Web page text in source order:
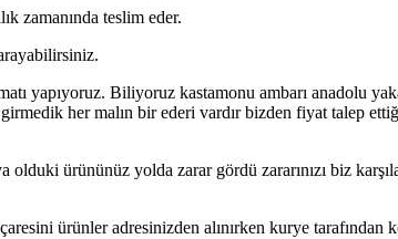
zamanında teslim eder.
yapıyoruz. Biliyoruz kastamonu ambarı anadolu
her malın bir ederi vardır bizden fiyat talep
ürününüz yolda zarar gördü zararınızı biz
ürünler adresinizden alınırken kurye tarafından